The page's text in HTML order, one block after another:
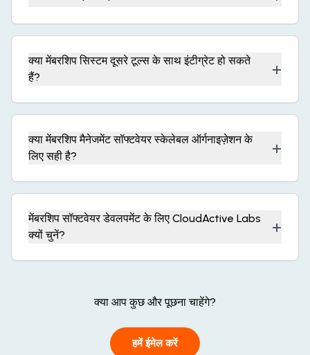
क्या मेंबरशिप सिस्टम दूसरे टूल्स के साथ इंटीग्रेट हो सकते
हैं?
+
क्या मेंबरशिप मैनेजमेंट सॉफ्टवेयर स्केलेबल ऑर्गनाइज़ेशन के
लिए सही है?
+
मेंबरशिप सॉफ्टवेयर डेवलपमेंट के लिए CloudActive Labs
क्यों चुनें?
+
क्या आप कुछ और पूछना चाहेंगे?
हमें ईमेल करें